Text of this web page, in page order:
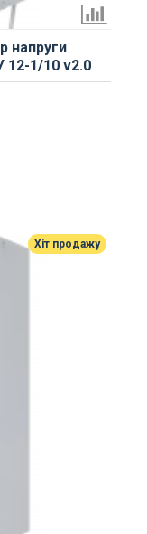
напруги
1/10 v2.0
Хіт продажу